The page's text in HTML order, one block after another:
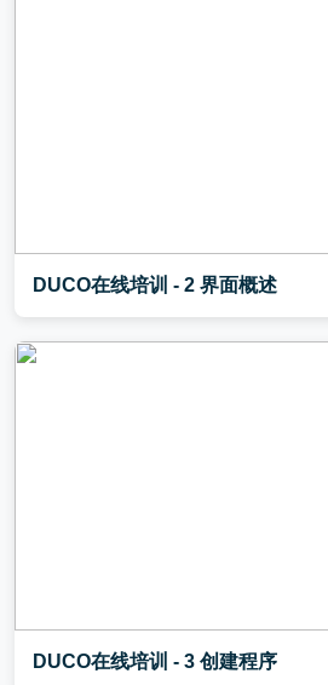
DUCO在线培训 - 2 界面概述
DUCO在线培训 - 3 创建程序